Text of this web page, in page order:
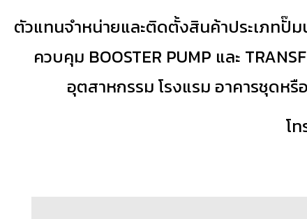
ตัวแทนจำหน่ายและติดตั้งสินค้าประเภทปั๊ม
ควบคุม BOOSTER PUMP และ
อุตสาหกรรม โรงแรม อาคารชุดห
โท